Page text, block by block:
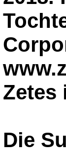
Zetes
Die